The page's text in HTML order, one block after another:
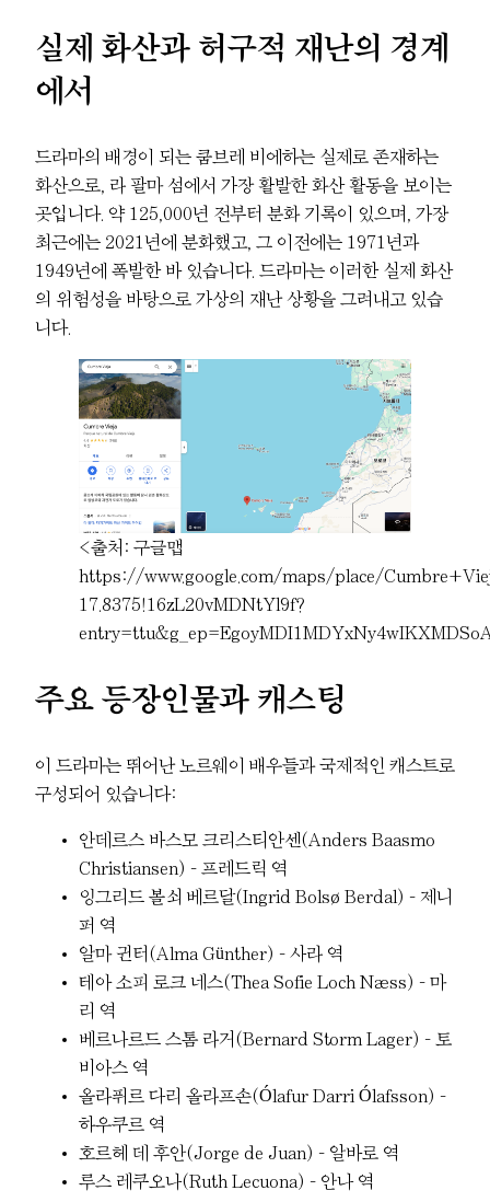
실제 화산과 허구적 재난의 경계
에서
드라마의 배경이 되는 쿰브레 비에하는 실제로 존재하는
화산으로, 라 팔마 섬에서 가장 활발한 화산 활동을 보이는
곳입니다. 약 125,000년 전부터 분화 기록이 있으며, 가장
최근에는 2021년에 분화했고, 그 이전에는 1971년과
1949년에 폭발한 바 있습니다. 드라마는 이러한 실제 화산
의 위험성을 바탕으로 가상의 재난 상황을 그려내고 있습
니다.
<출처: 구글맵
https://www.google.com/maps/place/
17.8375!16zL20vMDNtYl9f?
주요 등장인물과 캐스팅
이 드라마는 뛰어난 노르웨이 배우들과 국제적인 캐스트로
구성되어 있습니다:
안데르스 바스모 크리스티안센(Anders Baasmo
Christiansen) – 프레드릭 역
잉그리드 볼쇠 베르달(Ingrid Bolsø Berdal) – 제니
퍼 역
알마 귄터(Alma Günther) – 사라 역
테아 소피 로크 네스(Thea Sofie Loch Næss) – 마
리 역
베르나르드 스톰 라거(Bernard Storm Lager) – 토
비아스 역
올라퓌르 다리 올라프손(Ólafur Darri Ólafsson) –
하우쿠르 역
호르헤 데 후안(Jorge de Juan) – 알바로 역
루스 레쿠오나(Ruth Lecuona) – 안나 역